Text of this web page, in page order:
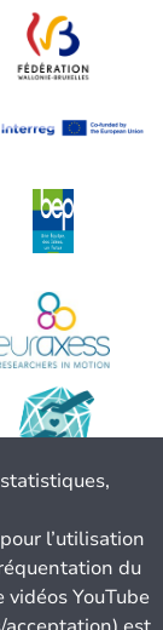
l’utilisation
du
YouTube